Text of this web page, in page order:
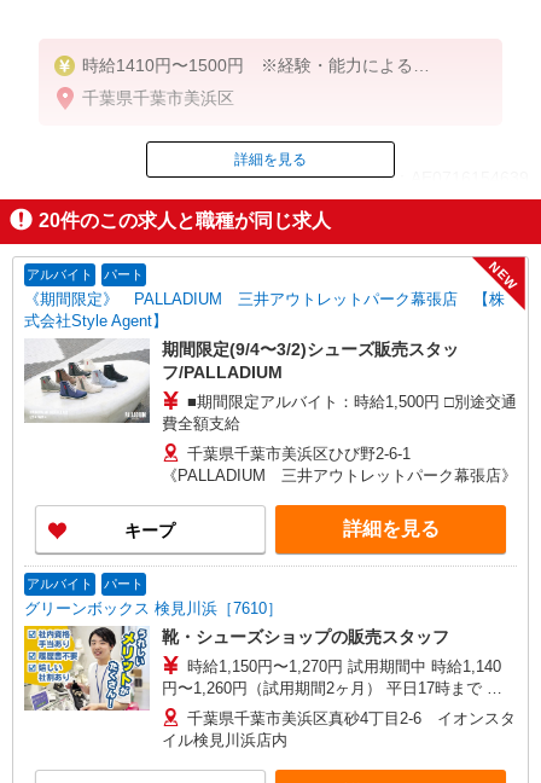
時給1410円〜1500円 ※経験・能力による
【月収例】時給1,450円×実働7時間30分×22日勤務＝
千葉県千葉市美浜区
ID：AE0716154639
掲載期間終了
詳細を見る
20件のこの求人と職種が同じ求人
アルバイト パート
《期間限定》 PALLADIUM 三井アウトレットパーク幕張店 【株
式会社Style Agent】
NEW
期間限定(9/4〜3/2)シューズ販売スタッ
フ/PALLADIUM
■期間限定アルバイト：時給1,500円 □別途交通
費全額支給
千葉県千葉市美浜区ひび野2-6-1
《PALLADIUM 三井アウトレットパーク幕張店》
キープ 詳細を見る
アルバイト パート
グリーンボックス 検見川浜［7610］
靴・シューズショップの販売スタッフ
時給1,150円〜1,270円 試用期間中 時給1,140
円〜1,260円（試用期間2ヶ月） 平日17時まで 時
給1,150円 平日17〜20時まで 時給1,170円 平日20
時〜 時給1,230円 日・祝17時まで 時給1,170円
日・祝17〜20時まで 時給1,270円 日・祝20時〜 時
給1,270円 ※資格・経験による
千葉県千葉市美浜区真砂4丁目2-6 イオンスタ
イル検見川浜店内